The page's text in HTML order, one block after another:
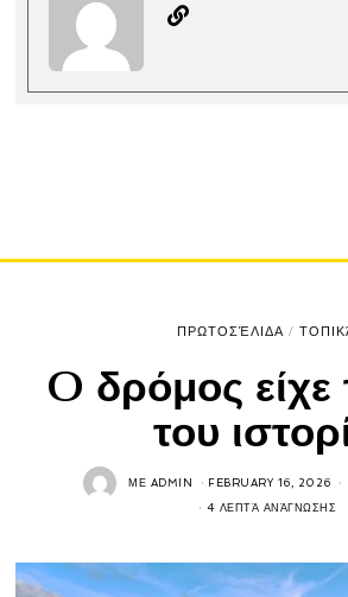
ΠΡΩΤΟΣΈΛΙΔΑ /
O δρόμος είχε
του
ΜΕ ADMIN FEBRUARY 16, 2026
4 ΛΕΠΤΆ ΑΝΆΓΝΩΣΗΣ